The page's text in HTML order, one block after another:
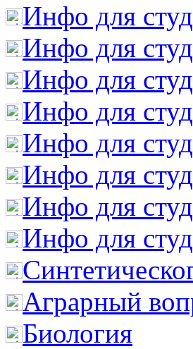
Инфо для
Инфо для
Инфо для
Инфо для
Инфо для
Инфо для
Инфо для
Инфо для
Аграрный
Биология